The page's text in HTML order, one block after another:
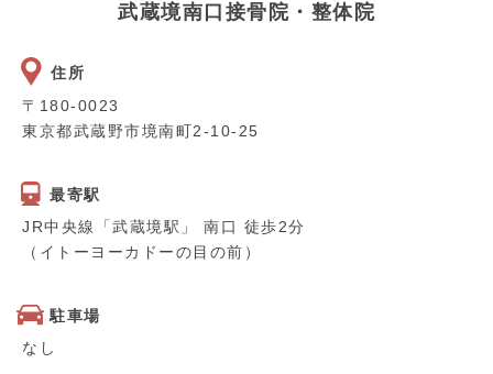
武蔵境南口接骨院・整体院
住所
〒180-0023
東京都武蔵野市境南町2-10-25
最寄駅
JR中央線「武蔵境駅」 南口 徒歩2分
（イトーヨーカドーの目の前）
駐車場
なし